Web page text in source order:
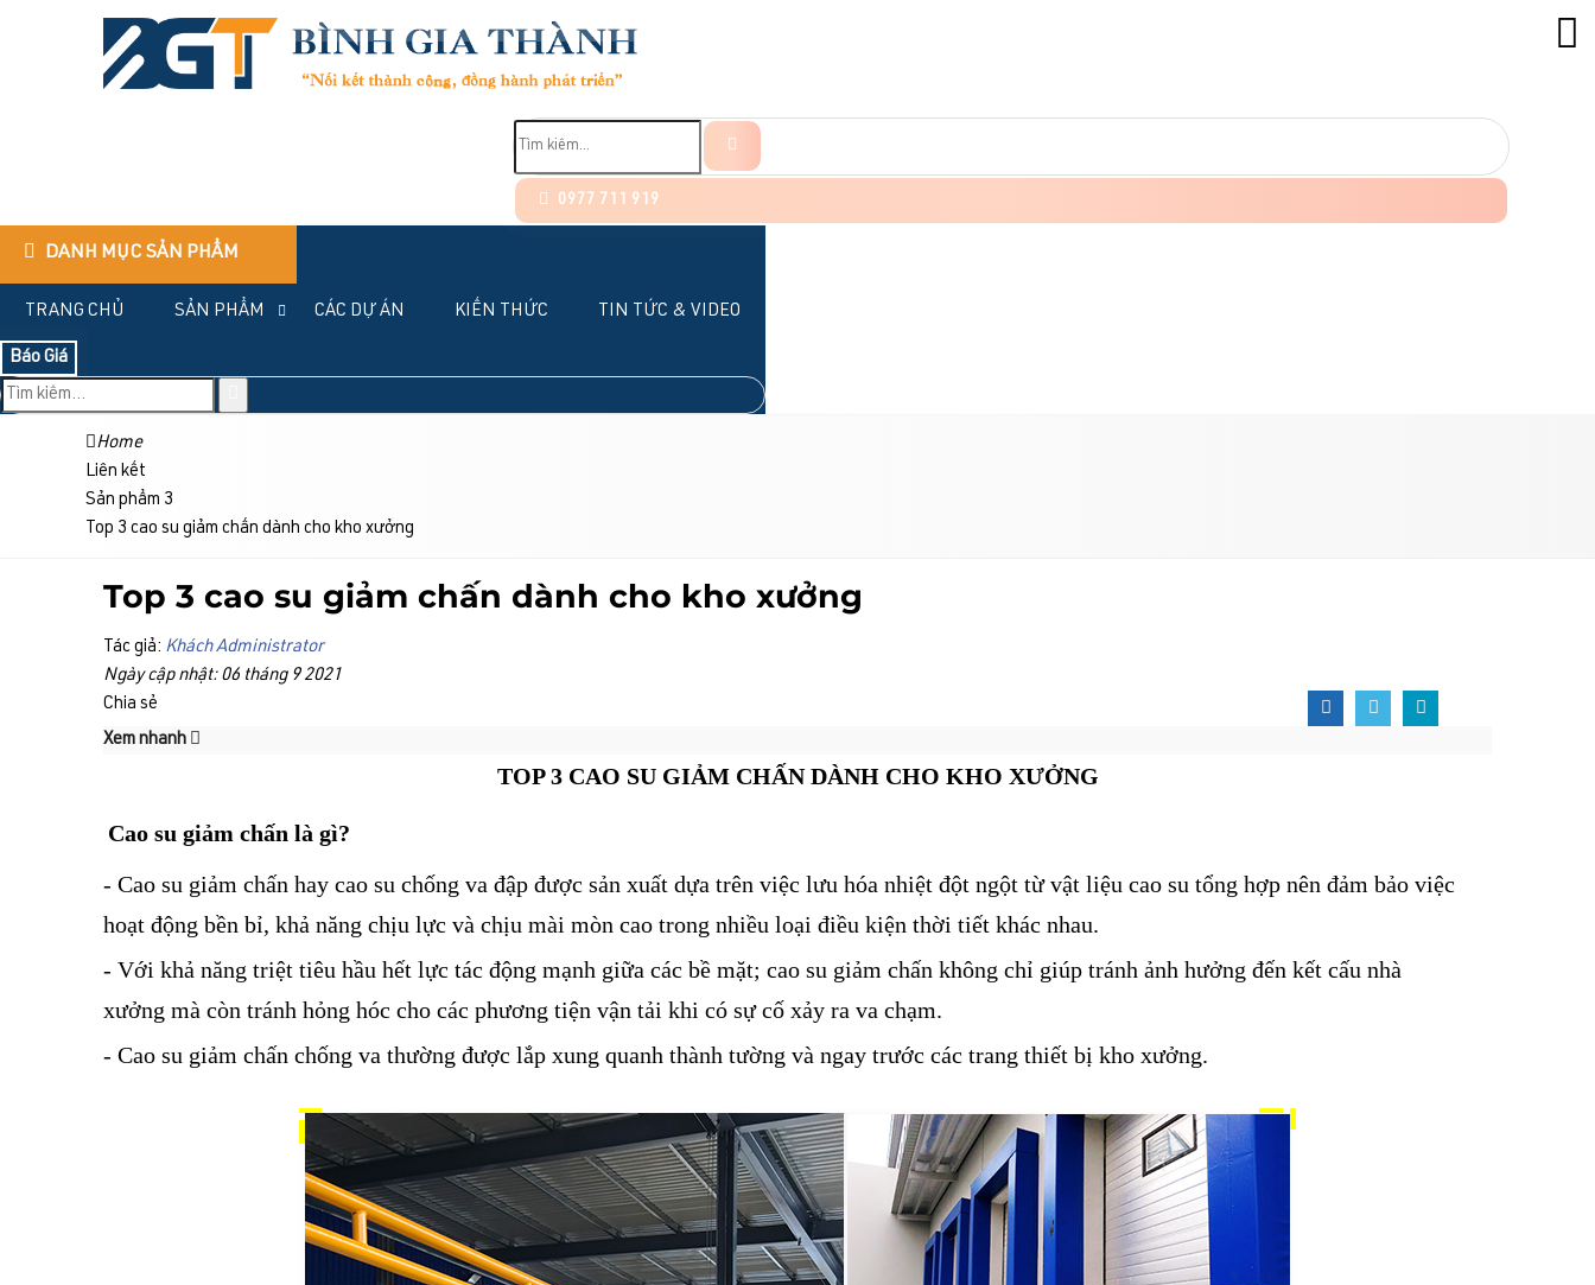
0977 711 919
DANH MỤC SẢN PHẨM
TRANG CHỦ SẢN PHẨM CÁC DỰ ÁN KIẾN THỨC TIN TỨC & VIDEO
Báo Giá
Home
Liên kết
Sản phẩm 3
Top 3 cao su giảm chấn dành cho kho xưởng
Top 3 cao su giảm chấn dành cho kho xưởng
Tác giả: Khách Administrator
Ngày cập nhật: 06 tháng 9 2021
Chia sẻ
Xem nhanh
TOP 3 CAO SU GIẢM CHẤN DÀNH CHO KHO XƯỞNG
Cao su giảm chấn là gì?
- Cao su giảm chấn hay cao su chống va đập được sản xuất dựa trên việc lưu hóa nhiệt đột ngột từ vật liệu cao su tổng hợp nên đảm bảo việc
hoạt động bền bỉ, khả năng chịu lực và chịu mài mòn cao trong nhiều loại điều kiện thời tiết khác nhau.
- Với khả năng triệt tiêu hầu hết lực tác động mạnh giữa các bề mặt; cao su giảm chấn không chỉ giúp tránh ảnh hưởng đến kết cấu nhà
xưởng mà còn tránh hỏng hóc cho các phương tiện vận tải khi có sự cố xảy ra va chạm.
- Cao su giảm chấn chống va thường được lắp xung quanh thành tường và ngay trước các trang thiết bị kho xưởng.